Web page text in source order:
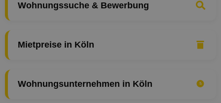
Wohnungssuche & Bewerbung
Mietpreise in Köln
Wohnungsunternehmen in Köln